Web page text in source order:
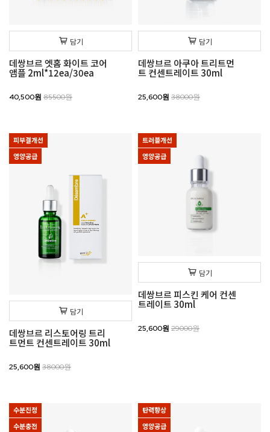
담기
데쌍브르 엣홈 화이트 코어
앰플 2ml*12ea/30ea
40,500원 85500원
담기
데쌍브르 아쿠아 트리트먼
트 컨센트레이트 30ml
25,600원 38000원
피부결개선
영양공급
담기
데쌍브르 리스토어링 트리
트먼트 컨센트레이트 30ml
25,600원 38000원
트러블개선
영양공급
담기
데쌍브르 피스킨 케어 컨센
트레이트 30ml
25,600원 29000원
수분진정
수분충전
탄력향상
영양공급